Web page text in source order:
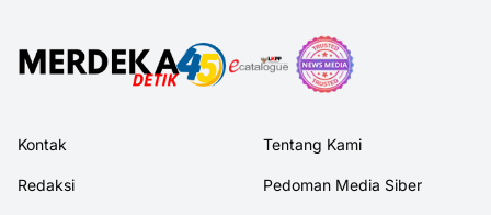
Kontak Tentang Kami
Redaksi Pedoman Media Siber